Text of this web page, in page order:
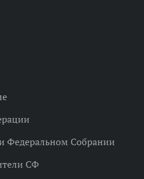
Федеральном Собрании
СФ